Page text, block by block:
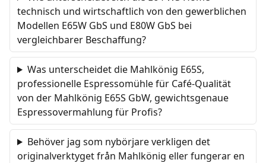
technisch und wirtschaftlich von den gewerblichen
Modellen E65W GbS und E80W GbS bei
vergleichbarer Beschaffung?
Was unterscheidet die Mahlkönig E65S,
professionelle Espressomühle für Café-Qualität
von der Mahlkönig E65S GbW, gewichtsgenaue
Espresso­vermahlung für Profis?
Behöver jag som nybörjare verkligen det
originalverktyget från Mahlkönig eller fungerar en